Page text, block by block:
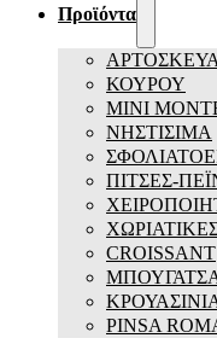
Προϊόντα
ΚΟΥΡΟΥ
ΜΙΝΙ
ΝΗΣΤΙΣΙΜΑ
ΠΙΤΣΕΣ-
CROISSANT
PINSA